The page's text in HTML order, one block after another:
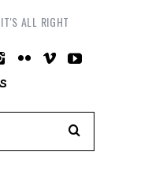
ALL RIGHT